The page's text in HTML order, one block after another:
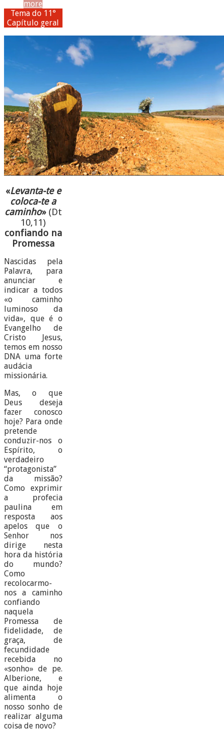
more
Tema do 11°
Capítulo geral
«Levanta-te e
coloca-te a
caminho»(Dt
10,11)
confiando na
Promessa
Nascidas pela
Palavra, para
anunciar e
indicar a todos
«o caminho
luminoso da
vida», que é o
Evangelho de
Cristo Jesus,
temos em nosso
DNA uma forte
audácia
missionária.
Mas, o que
Deus deseja
fazer conosco
hoje? Para onde
pretende
conduzir-nos o
Espírito, o
verdadeiro
“protagonista”
da missão?
Como exprimir
a profecia
paulina em
resposta aos
apelos que o
Senhor nos
dirige nesta
hora da história
do mundo?
Como
recolocarmo-
nos a caminho
confiando
naquela
Promessa de
fidelidade, de
graça, de
fecundidade
recebida no
«sonho» de pe.
Alberione, e
que ainda hoje
alimenta o
nosso sonho de
realizar alguma
coisa de novo?